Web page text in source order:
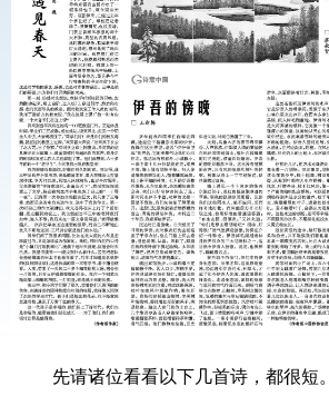
先请诸位看看以下几首诗，都很短。